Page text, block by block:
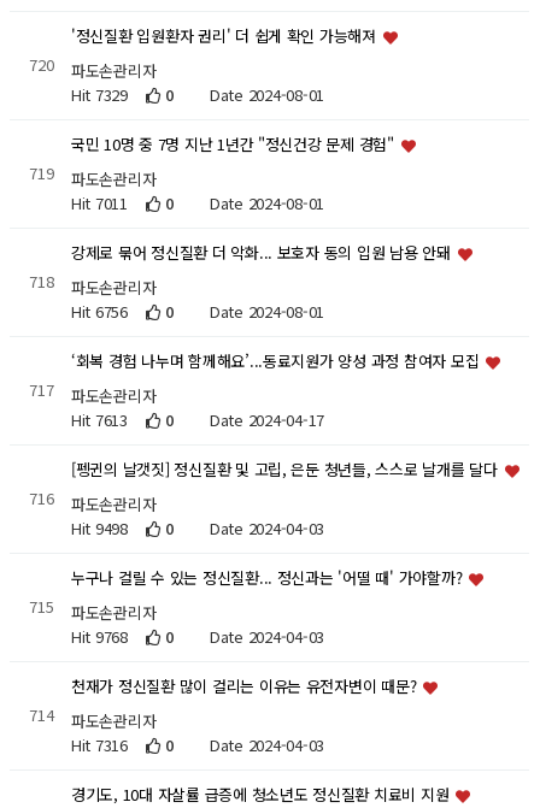
720
'정신질환 입원환자 권리' 더 쉽게 확인 가능해져
파도손관리자
Hit 7329
0 Date 2024-08-01
719
국민 10명 중 7명 지난 1년간 "정신건강 문제 경험"
파도손관리자
Hit 7011
0 Date 2024-08-01
718
강제로 묶어 정신질환 더 악화... 보호자 동의 입원 남용 안돼
파도손관리자
Hit 6756
0 Date 2024-08-01
717
‘회복 경험 나누며 함께해요’...동료지원가 양성 과정 참여자 모집
파도손관리자
Hit 7613
0 Date 2024-04-17
716
[펭귄의 날갯짓] 정신질환 및 고립, 은둔 청년들, 스스로 날개를 달다
파도손관리자
Hit 9498
0 Date 2024-04-03
715
누구나 걸릴 수 있는 정신질환... 정신과는 '어떨 때' 가야할까?
파도손관리자
Hit 9768
0 Date 2024-04-03
714
천재가 정신질환 많이 걸리는 이유는 유전자변이 때문?
파도손관리자
Hit 7316
0 Date 2024-04-03
경기도, 10대 자살률 급증에 청소년도 정신질환 치료비 지원